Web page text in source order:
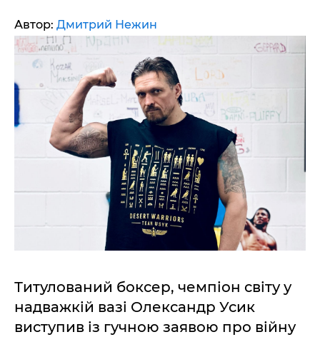
Автор: Дмитрий Нежин
Титулований боксер, чемпіон світу у
надважкій вазі Олександр Усик
виступив із гучною заявою про війну